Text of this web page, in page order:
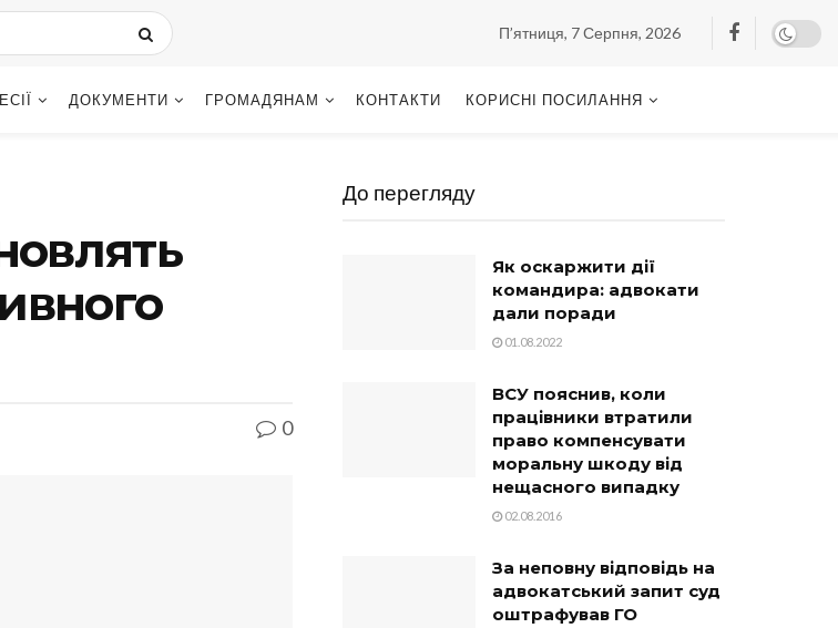
П’ятниця, 7 Серпня, 2026
ДОКУМЕНТИ ГРОМАДЯНАМ КОНТАКТИ КОРИСНІ ПОСИЛАННЯ
0
До перегляду
Як оскаржити дії
командира: адвокати
дали поради
01.08.2022
ВСУ пояснив, коли
працівники втратили
право компенсувати
моральну шкоду від
нещасного випадку
02.08.2016
За неповну відповідь на
адвокатський запит суд
оштрафував ГО